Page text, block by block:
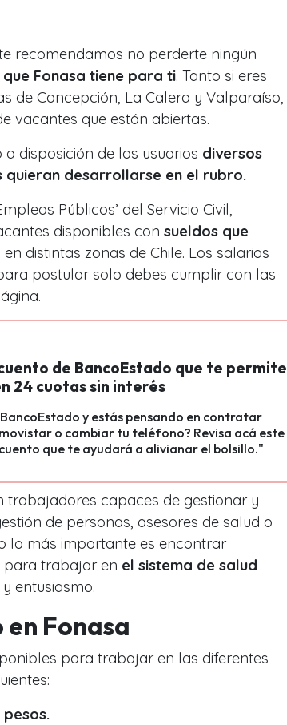
recomendamos no perderte ningún
Fonasa tiene para ti. Tanto si eres
de Concepción, La Calera y Valparaíso,
vacantes que están abiertas.
disposición de los usuarios diversos
quieran desarrollarse en el rubro.
Públicos’ del Servicio Civil,
disponibles con sueldos que
en distintas zonas de Chile. Los salarios
postular solo debes cumplir con las
de BancoEstado que te permite
24 cuotas sin interés
y estás pensando en contratar
o cambiar tu teléfono? Revisa acá este
que te ayudará a alivianar el bolsillo."
trabajadores capaces de gestionar y
de personas, asesores de salud o
lo más importante es encontrar
para trabajar en el sistema de salud
entusiasmo.
Fonasa
para trabajar en las diferentes